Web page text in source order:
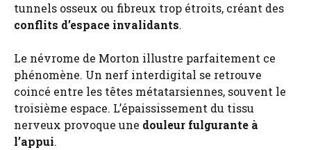
tunnels osseux ou fibreux trop étroits, créant des
conflits d’espace invalidants.
Le névrome de Morton illustre parfaitement ce
phénomène. Un nerf interdigital se retrouve
coincé entre les têtes métatarsiennes, souvent le
troisième espace. L’épaississement du tissu
nerveux provoque une douleur fulgurante à
l’appui.